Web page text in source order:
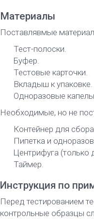
Материалы
Поставлявмые
Тест-полоски.
Буфер.
Тестовые карточки.
Вкладыш к упаковке.
Одноразовые
Необходимые, но не
Контейнер для
Пипетка и
Центрифуга (только
Таймер.
Инструкция по
Перед тестированием
контрольные образцы